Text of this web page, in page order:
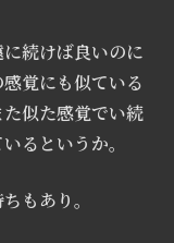
続けば良いのに
覚にも似ている
似た感覚でい続
るというか。
もあり。